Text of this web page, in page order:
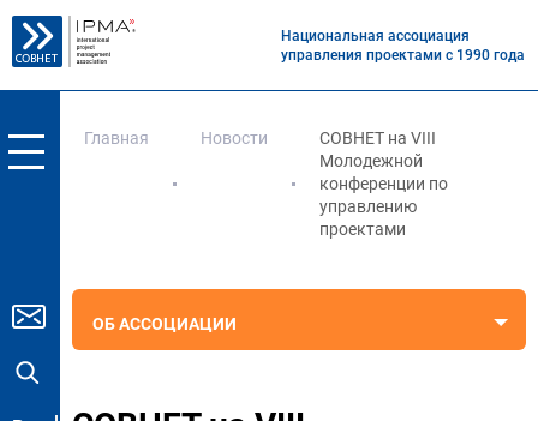
Национальная ассоциация
управления проектами с 1990 года
Главная Новости
СОВНЕТ на VIII
Молодежной
конференции по
управлению
проектами
ОБ АССОЦИАЦИИ